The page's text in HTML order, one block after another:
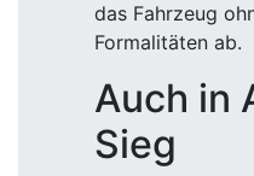
das Fahrzeug
Formalitäten ab.
Auch in
Sieg